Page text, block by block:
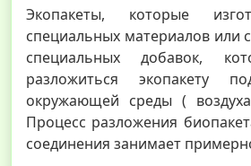
Экопакеты, которые
специальных материалов или
специальных добавок,
разложиться экопакету
окружающей среды (
Процесс разложения
соединения занимает